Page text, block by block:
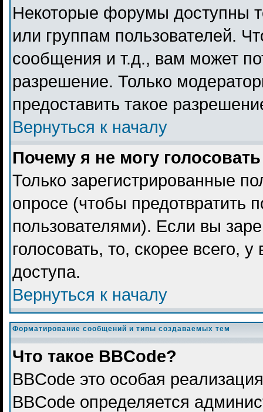
Некоторые форумы доступны
или группам пользователей.
сообщения и т.д., вам может
разрешение. Только
предоставить такое
Вернуться к началу
Почему я не могу
Только зарегистрированные
опросе (чтобы предотвратить
пользователями). Если вы
голосовать, то, скорее всего,
доступа.
Вернуться к началу
Форматирование сообщений и типы создаваемых тем
Что такое BBCode?
BBCode это особая
BBCode определяется